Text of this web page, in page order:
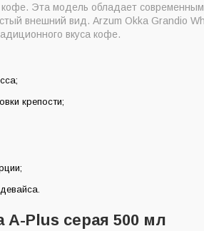
кофе. Эта модель обладает
внешний вид. Arzum Okka Grandio
вкуса кофе.
крепости;
A-Plus серая 500 мл